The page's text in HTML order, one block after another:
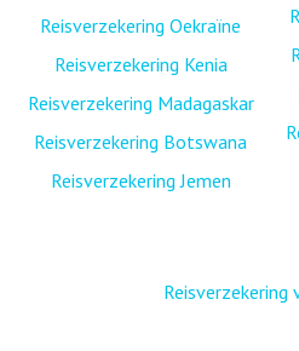
Reisverzekering Oekraïne
Reisverzekering Kenia
Reisverzekering Madagaskar
Reisverzekering Botswana
Reisverzekering Jemen
Reisverzekering